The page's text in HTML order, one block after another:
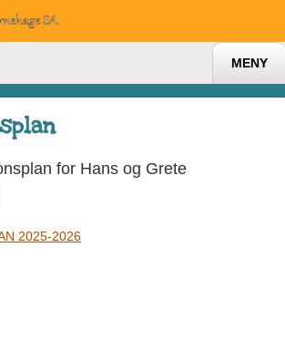
MENY
for Hans og Grete
2025-2026